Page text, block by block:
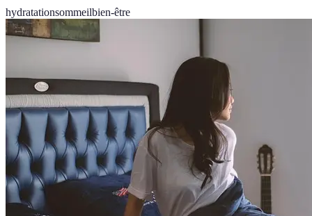
hydratationsommeilbien-être